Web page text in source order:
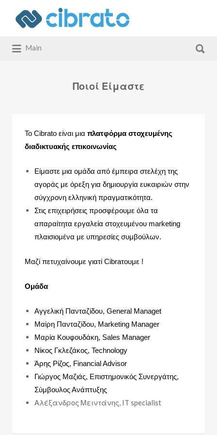
Αναζήτηση
για:
Main
για:
Ποιοί Είμαστε
To Cibrato είναι μια πλατφόρμα στοχευμένης
διαδικτυακής επικοινωνίας
Είμαστε μια ομάδα από έμπειρα στελέχη της
αγοράς με όρεξη για δημιουργία ευκαιριών στην
σύγχρονη ελληνική πραγματικότητα.
Στις επιχειρήσεις προσφέρουμε όλα τα
απαραίτητα εργαλεία στοχευμένου marketing
πλαισιομένα με υπηρεσίες συμβούλων.
Μαζί πετυχαίνουμε γιατί Cibraτουμε !
Ομάδα
Αγγελική Πανταζίδου, General Managet
Μαίρη Πανταζίδου, Marketing Manager
Μαρία Κουφουδάκη, Sales Manager
Νίκος Γκλεζάκος, Technology
Άρης Ρίζος, Financial Advisor
Γιώργος Μαζιάς, Επιστημονικός Συνεργάτης,
Σύμβουλος Ανάπτυξης
Αλέξανδρος Μειντάνης, IT specialist